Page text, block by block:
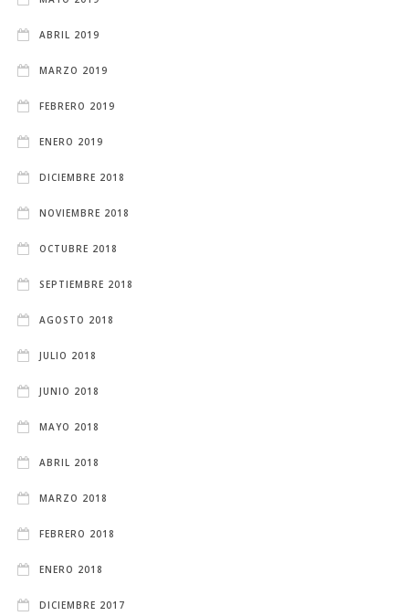
ABRIL 2019
MARZO 2019
FEBRERO 2019
ENERO 2019
DICIEMBRE 2018
NOVIEMBRE 2018
OCTUBRE 2018
SEPTIEMBRE 2018
AGOSTO 2018
JULIO 2018
JUNIO 2018
MAYO 2018
ABRIL 2018
MARZO 2018
FEBRERO 2018
ENERO 2018
DICIEMBRE 2017